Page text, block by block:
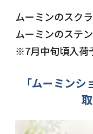
ムーミンのスク
ムーミンのステ
※7月中旬頃入荷
「ムーミン